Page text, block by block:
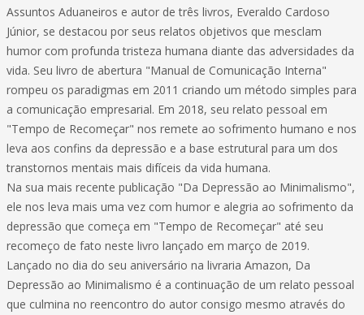
Assuntos Aduaneiros e autor de três livros, Everaldo Cardoso
Júnior, se destacou por seus relatos objetivos que mesclam
humor com profunda tristeza humana diante das adversidades da
vida. Seu livro de abertura "Manual de Comunicação Interna"
rompeu os paradigmas em 2011 criando um método simples para
a comunicação empresarial. Em 2018, seu relato pessoal em
"Tempo de Recomeçar" nos remete ao sofrimento humano e nos
leva aos confins da depressão e a base estrutural para um dos
transtornos mentais mais difíceis da vida humana.
Na sua mais recente publicação "Da Depressão ao Minimalismo",
ele nos leva mais uma vez com humor e alegria ao sofrimento da
depressão que começa em "Tempo de Recomeçar" até seu
recomeço de fato neste livro lançado em março de 2019.
Lançado no dia do seu aniversário na livraria Amazon, Da
Depressão ao Minimalismo é a continuação de um relato pessoal
que culmina no reencontro do autor consigo mesmo através do